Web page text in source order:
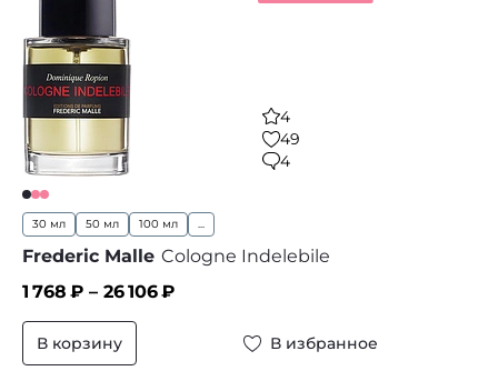
4
49
4
30 мл 50 мл 100 мл ...
Frederic Malle Cologne Indelebile
1 768 ₽ – 26 106₽
В корзину В избранное